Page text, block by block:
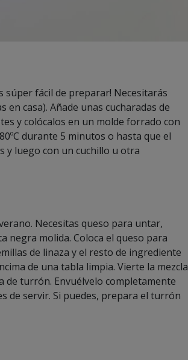
súper fácil de preparar! Necesitarás
casa). Añade unas cucharadas de
y colócalos en un molde forrado con
durante 5 minutos o hasta que el
y luego con un cuchillo u otra
Necesitas queso para untar,
negra molida. Coloca el queso para
de linaza y el resto de ingrediente
de una tabla limpia. Vierte la mezcla
de turrón. Envuélvelo completamente
de servir. Si puedes, prepara el turrón